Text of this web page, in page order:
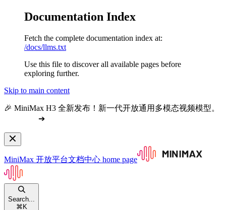
Documentation Index
Fetch the complete documentation index at:
/docs/llms.txt
Use this file to discover all available pages before
exploring further.
Skip to main content
🎉 MiniMax H3 全新发布！新一代开放通用多模态视频模型。
➔
MiniMax 开放平台文档中心 home page
Search...
⌘ K